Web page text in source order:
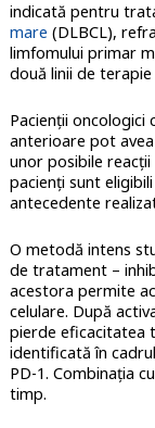
indicată pentru
mare (DLBCL),
limfomului primar
două linii de terapie
Pacienții
anterioare pot
unor posibile
pacienți sunt
antecedente
O metodă intens
de tratament –
acestora permite
celulare. După
pierde eficacitatea
identificată în
PD-1. Combinația
timp.